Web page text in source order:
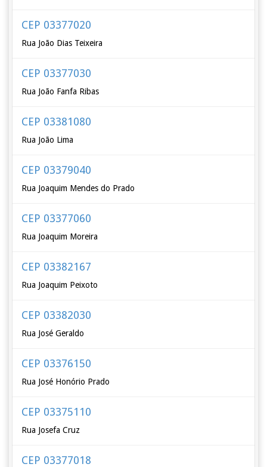
CEP 03377020
Rua João Dias Teixeira
CEP 03377030
Rua João Fanfa Ribas
CEP 03381080
Rua João Lima
CEP 03379040
Rua Joaquim Mendes do Prado
CEP 03377060
Rua Joaquim Moreira
CEP 03382167
Rua Joaquim Peixoto
CEP 03382030
Rua José Geraldo
CEP 03376150
Rua José Honório Prado
CEP 03375110
Rua Josefa Cruz
CEP 03377018